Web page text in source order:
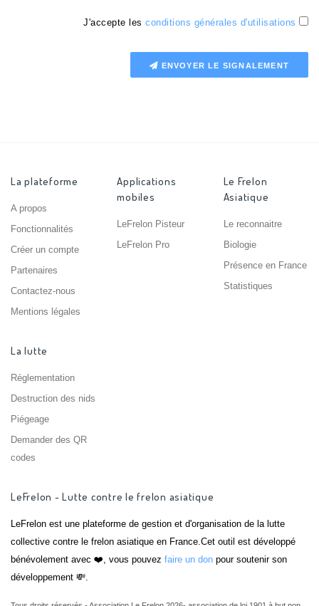
J'accepte les conditions générales d'utilisations
ENVOYER LE SIGNALEMENT
La plateforme
A propos
Fonctionnalités
Créer un compte
Partenaires
Contactez-nous
Mentions légales
Applications
mobiles
LeFrelon Pisteur
LeFrelon Pro
Le Frelon
Asiatique
Le reconnaitre
Biologie
Présence en France
Statistiques
La lutte
Réglementation
Destruction des nids
Piégeage
Demander des QR
codes
LeFrelon - Lutte contre le frelon asiatique
LeFrelon est une plateforme de gestion et d'organisation de la lutte
collective contre le frelon asiatique en France.Cet outil est développé
bénévolement avec ❤️, vous pouvez faire un don pour soutenir son
développement 💸.